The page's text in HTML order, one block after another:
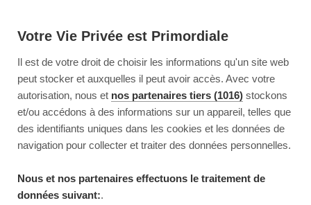
Votre Vie Privée est Primordiale
Il est de votre droit de choisir les informations qu'un site web
peut stocker et auxquelles il peut avoir accès. Avec votre
autorisation, nous et nos partenaires tiers (1016) stockons
et/ou accédons à des informations sur un appareil, telles que
des identifiants uniques dans les cookies et les données de
navigation pour collecter et traiter des données personnelles.
Nous et nos partenaires effectuons le traitement de
données suivant:.